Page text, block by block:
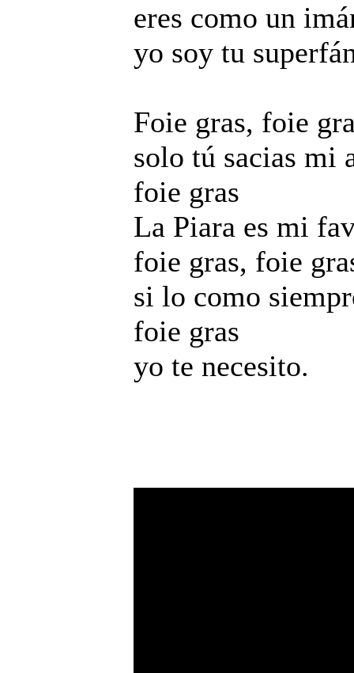
eres como un
yo soy tu
Foie gras, foie
solo tú sacias mi
foie gras
La Piara es mi
foie gras, foie
si lo como
foie gras
yo te necesito.